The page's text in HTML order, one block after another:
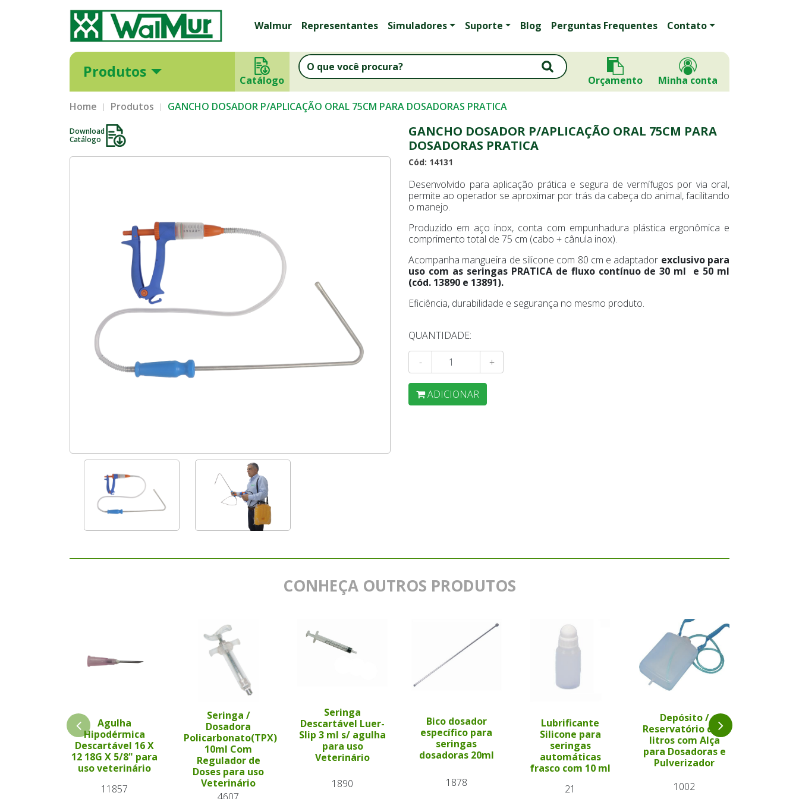
Walmur Representantes Simuladores Suporte Blog Perguntas Frequentes Contato
Produtos Catálogo Orçamento Minha conta
Home Produtos GANCHO DOSADOR P/APLICAÇÃO ORAL 75CM PARA DOSADORAS PRATICA
Download
Catálogo
GANCHO DOSADOR P/APLICAÇÃO ORAL 75CM PARA
DOSADORAS PRATICA
Cód: 14131
Desenvolvido para aplicação prática e segura de vermífugos por via oral,
permite ao operador se aproximar por trás da cabeça do animal, facilitando
o manejo.
Produzido em aço inox, conta com empunhadura plástica ergonômica e
comprimento total de 75 cm (cabo + cânula inox).
Acompanha mangueira de silicone com 80 cm e adaptador exclusivo para
uso com as seringas PRATICA de fluxo contínuo de 30 ml e 50 ml
(cód. 13890 e 13891).
Eficiência, durabilidade e segurança no mesmo produto.
QUANTIDADE:
- +
ADICIONAR
CONHEÇA OUTROS PRODUTOS
Agulha
Hipodérmica
Descartável 16 X
12 18G X 5/8" para
uso veterinário
11857
Seringa /
Dosadora
Policarbonato(TPX)
10ml Com
Regulador de
Doses para uso
Veterinário
Seringa
Descartável Luer-
Slip 3 ml s/ agulha
para uso
Veterinário
1890
Bico dosador
específico para
seringas
dosadoras 20ml
1878
Lubrificante
Silicone para
seringas
automáticas
frasco com 10 ml
21
Depósito /
Reservatório de 2
litros com Alça
para Dosadoras e
Pulverizador
1002